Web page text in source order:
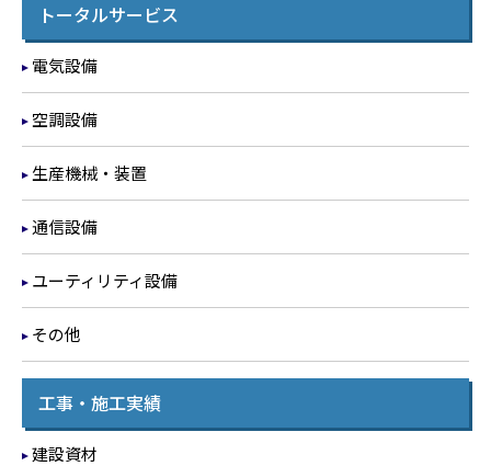
トータルサービス
電気設備
空調設備
生産機械・装置
通信設備
ユーティリティ設備
その他
工事・施工実績
建設資材